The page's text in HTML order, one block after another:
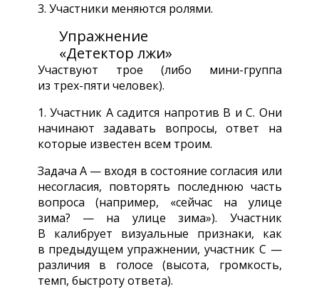
3. Участники меняются ролями.
Упражнение
«Детектор лжи»
Участвуют трое (либо мини-группа
из трех-пяти человек).
1. Участник А садится напротив В и С. Они
начинают задавать вопросы, ответ на
которые известен всем троим.
Задача А — входя в состояние согласия или
несогласия, повторять последнюю часть
вопроса (например, «сейчас на улице
зима? — на улице зима»). Участник
В калибрует визуальные признаки, как
в предыдущем упражнении, участник С —
различия в голосе (высота, громкость,
темп, быстроту ответа).